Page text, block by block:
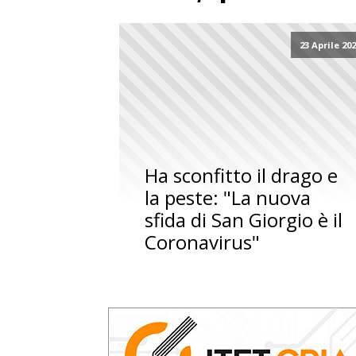
23 Aprile
Ha sconfitto il drago e
la peste: "La nuova
sfida di San Giorgio è il
Coronavirus"